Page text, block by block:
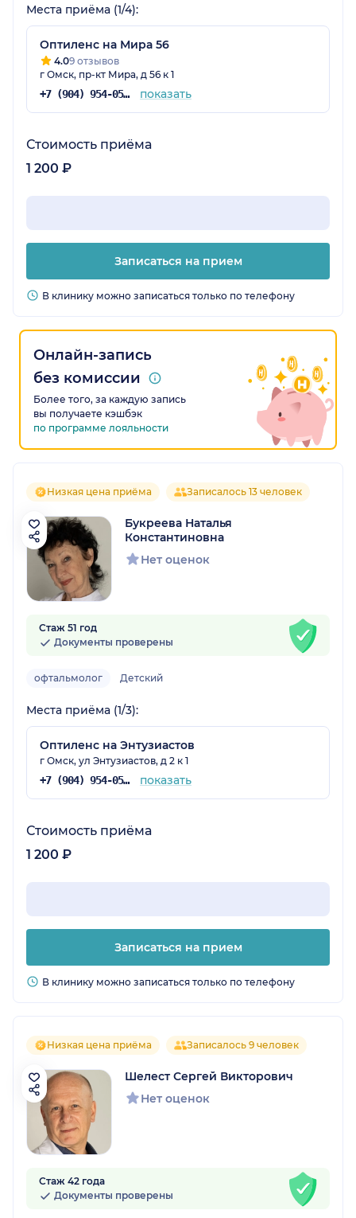
Места приёма (1/4):
Оптиленс на Мира 56
4.09 отзывов
г Омск, пр-кт Мира, д 56 к 1
+7 (904) 954-05-69 показать
Стоимость приёма
1 200 ₽
Записаться на прием
В клинику можно записаться только по телефону
Онлайн-запись
без комиссии
Более того, за каждую запись
вы получаете кэшбэк
по программе лояльности
Низкая цена приёма Записалось 13 человек
Букреева Наталья
Константиновна
Нет оценок
Стаж 51 год
Документы проверены
офтальмолог Детский
Места приёма (1/3):
Оптиленс на Энтузиастов
г Омск, ул Энтузиастов, д 2 к 1
+7 (904) 954-05-69 показать
Стоимость приёма
1 200 ₽
Записаться на прием
В клинику можно записаться только по телефону
Низкая цена приёма Записалось 9 человек
Шелест Сергей Викторович
Нет оценок
Стаж 42 года
Документы проверены